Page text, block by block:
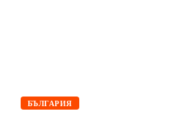
БЪЛГАРИЯ